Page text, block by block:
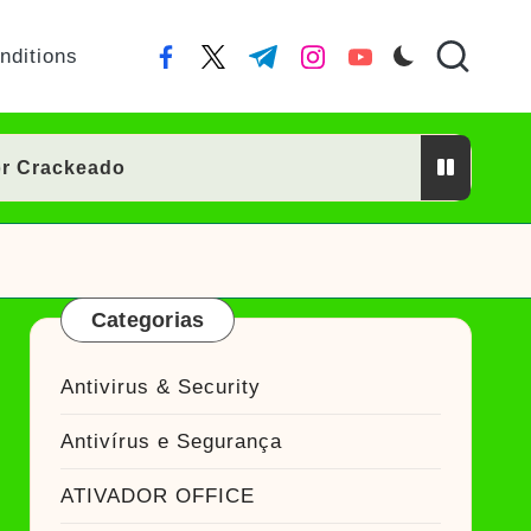
facebook.com
twitter.com
t.me instagram.com
youtube.com
Crackeado
Crackeado
Categorias
Antivirus & Security
Antivírus e Segurança
ATIVADOR OFFICE